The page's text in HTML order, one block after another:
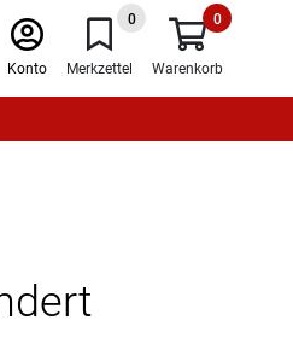
Konto
0
Merkzettel
0
Warenkorb